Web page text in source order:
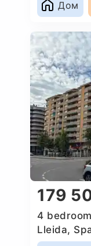
Дом
179
4
Lleida,